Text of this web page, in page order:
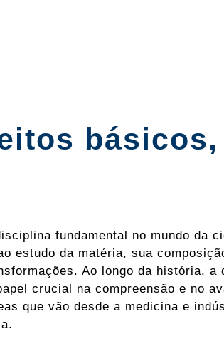
básicos,
fundamental no mundo da
estudo da matéria, sua
Ao longo da história, a
crucial na compreensão e no
que vão desde a medicina e